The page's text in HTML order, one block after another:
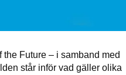
Future – i samband med
står inför vad gäller olika